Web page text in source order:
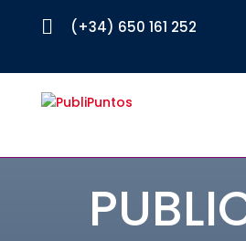
 (+34) 650 161 252